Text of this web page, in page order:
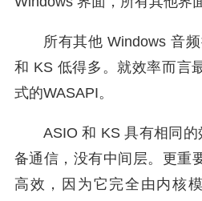
所有其他 Windows 音
和 KS 低得多。就效率而言
式的WASAPI。
ASIO 和 KS 具有相同
备通信，没有中间层。更重
高效，因为它完全由内核